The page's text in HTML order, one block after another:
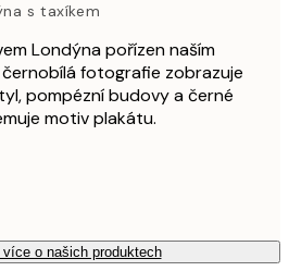
s taxíkem
Londýna pořízen naším
fotografie zobrazuje
pompézní budovy a černé
motiv plakátu.
více o našich produktech